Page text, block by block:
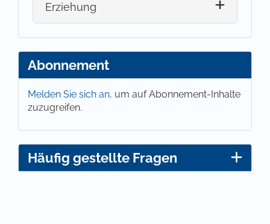
Erziehung
Abonnement
Melden Sie sich an, um auf Abonnement-Inhalte
zuzugreifen.
Häufig gestellte Fragen